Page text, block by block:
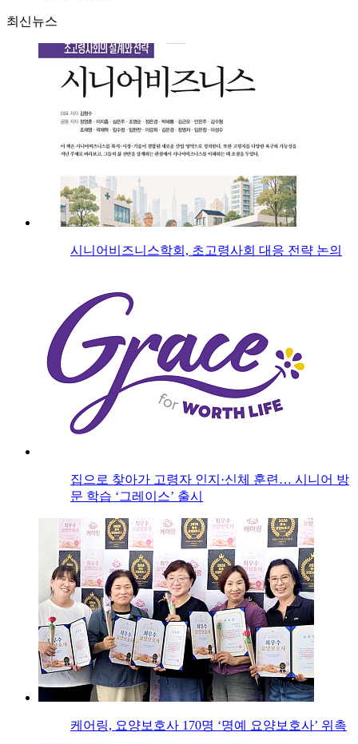
최신뉴스
시니어비즈니스학회, 초고령사회 대응 전략 논의
집으로 찾아가 고령자 인지·신체 훈련… 시니어 방
문 학습 ‘그레이스’ 출시
케어링, 요양보호사 170명 ‘명예 요양보호사’ 위촉